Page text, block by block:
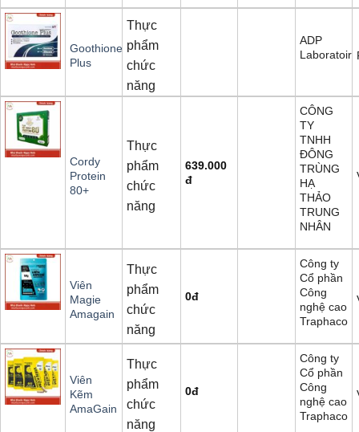
Goothione
Plus
Thực
phẩm
chức
năng
ADP
Laboratoire
Cordy
Protein
80+
Thực
phẩm
chức
năng
639.000
đ
CÔNG
TY
TNHH
ĐÔNG
TRÙNG
HẠ
THẢO
TRUNG
NHÂN
Viên
Magie
Amagain
Thực
phẩm
chức
năng
0đ
Công ty
Cổ phần
Công
nghệ cao
Traphaco
Viên
Kẽm
AmaGain
Thực
phẩm
chức
năng
0đ
Công ty
Cổ phần
Công
nghệ cao
Traphaco